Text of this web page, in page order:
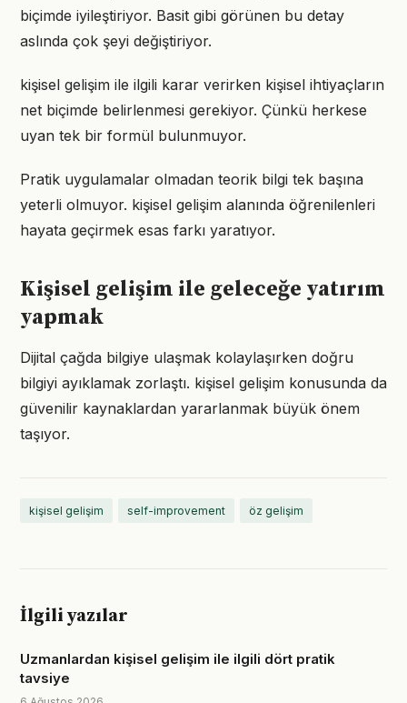
biçimde iyileştiriyor. Basit gibi görünen bu detay
aslında çok şeyi değiştiriyor.
kişisel gelişim ile ilgili karar verirken kişisel ihtiyaçların
net biçimde belirlenmesi gerekiyor. Çünkü herkese
uyan tek bir formül bulunmuyor.
Pratik uygulamalar olmadan teorik bilgi tek başına
yeterli olmuyor. kişisel gelişim alanında öğrenilenleri
hayata geçirmek esas farkı yaratıyor.
Kişisel gelişim ile geleceğe yatırım
yapmak
Dijital çağda bilgiye ulaşmak kolaylaşırken doğru
bilgiyi ayıklamak zorlaştı. kişisel gelişim konusunda da
güvenilir kaynaklardan yararlanmak büyük önem
taşıyor.
kişisel gelişim self-improvement öz gelişim
İlgili yazılar
Uzmanlardan kişisel gelişim ile ilgili dört pratik
tavsiye